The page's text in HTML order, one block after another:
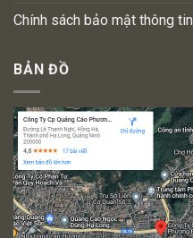
Chính sách bảo mật thông tin
BẢN ĐỒ